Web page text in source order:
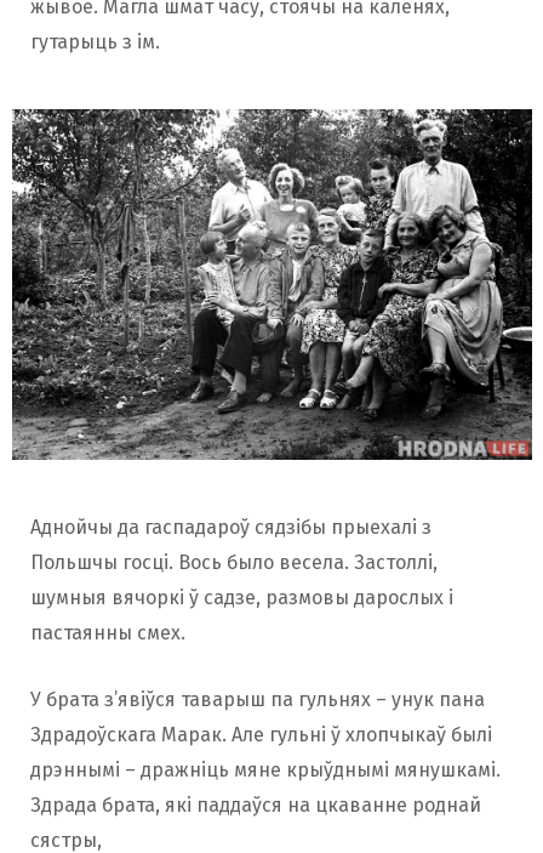
жывое. Магла шмат часу, стоячы на ​​каленях,
гутарыць з ім.
Аднойчы да гаспадароў сядзібы прыехалі з
Польшчы госці. Вось было весела. Застоллі,
шумныя вячоркі ў садзе, размовы дарослых і
пастаянны смех.
У брата з’явіўся таварыш па гульнях – унук пана
Здрадоўскага Марак. Але гульні ў хлопчыкаў былі
дрэннымі – дражніць мяне крыўднымі мянушкамі.
Здрада брата, які паддаўся на цкаванне роднай
сястры,